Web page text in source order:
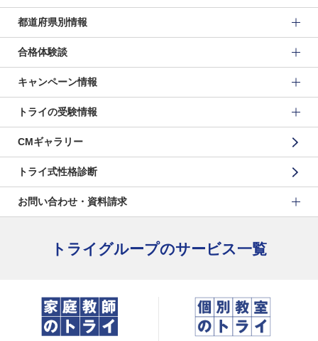
都道府県別情報
合格体験談
キャンペーン情報
トライの受験情報
CMギャラリー
トライ式性格診断
お問い合わせ・資料請求
トライグループのサービス一覧